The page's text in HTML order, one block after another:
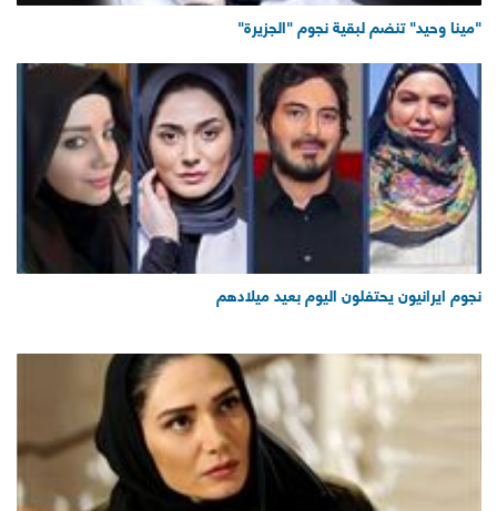
نجوم ايرانيون يحتفلون اليوم بعيد ميلادهم
"مينا وحيد" تنضم لبقية نجوم "الجزيرة"